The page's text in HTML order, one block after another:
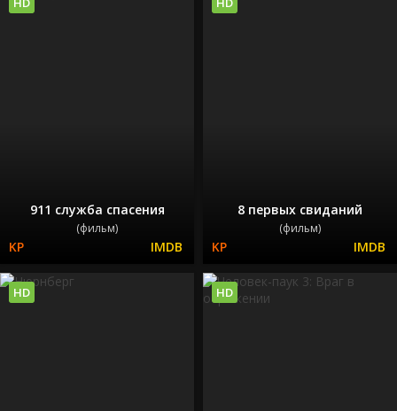
911 служба спасения
(фильм)
8 первых свиданий
(фильм)
HD HD